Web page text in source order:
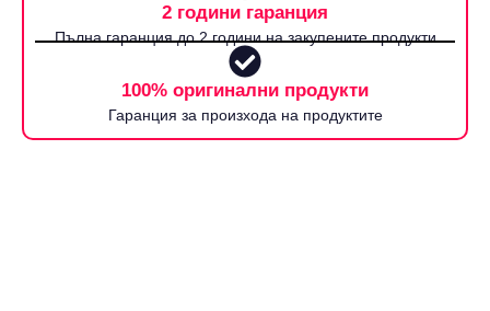
2 години гаранция
Пълна гаранция до 2 години на закупените продукти
100% оригинални продукти
Гаранция за произхода на продуктите